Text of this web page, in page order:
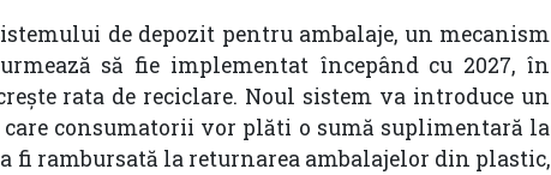
de depozit pentru ambalaje, un mecanism
să fie implementat începând cu 2027, în
rata de reciclare. Noul sistem va introduce un
consumatorii vor plăti o sumă suplimentară la
fi rambursată la returnarea ambalajelor din plastic,